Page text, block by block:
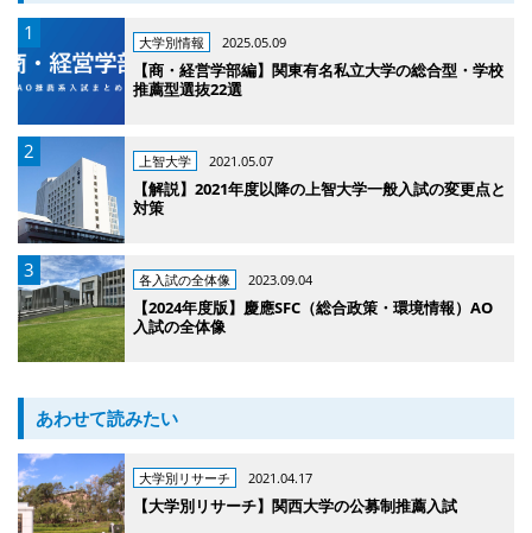
大学別情報 2025.05.09
【商・経営学部編】関東有名私立大学の総合型・学校
推薦型選抜22選
上智大学 2021.05.07
【解説】2021年度以降の上智大学一般入試の変更点と
対策
各入試の全体像 2023.09.04
【2024年度版】慶應SFC（総合政策・環境情報）AO
入試の全体像
あわせて読みたい
大学別リサーチ 2021.04.17
【大学別リサーチ】関西大学の公募制推薦入試